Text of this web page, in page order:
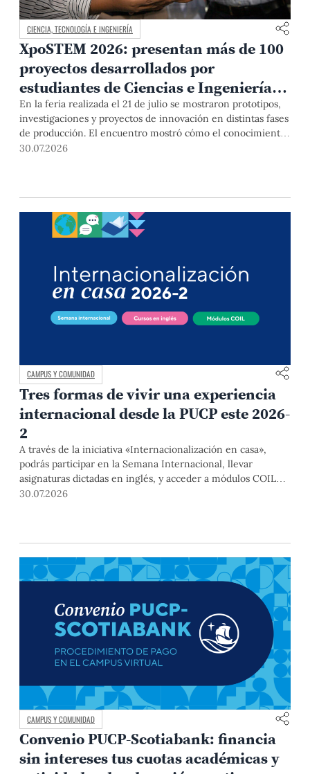
CIENCIA, TECNOLOGÍA E INGENIERÍA
XpoSTEM 2026: presentan más de 100
proyectos desarrollados por
estudiantes de Ciencias e Ingeniería
PUCP orientados a atender
necesidades del país
En la feria realizada el 21 de julio se mostraron prototipos,
investigaciones y proyectos de innovación en distintas fases
de producción. El encuentro mostró cómo el conocimiento
adquirido en las aulas puede responder a desafíos concretos
30.07.2026
CAMPUS Y COMUNIDAD
Tres formas de vivir una experiencia
internacional desde la PUCP este 2026-
2
A través de la iniciativa «Internacionalización en casa»,
podrás participar en la Semana Internacional, llevar
asignaturas dictadas en inglés, y acceder a módulos COIL
junto con estudiantes y docentes de universidades
30.07.2026
CAMPUS Y COMUNIDAD
Convenio PUCP-Scotiabank: financia
sin intereses tus cuotas académicas y